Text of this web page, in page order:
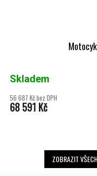
Skladem
56 687 Kč bez DPH
68 591 Kč
ZOBRAZIT